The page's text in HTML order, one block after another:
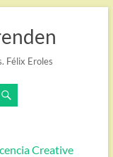
Félix Eroles
Creative